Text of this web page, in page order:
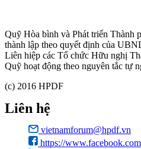
Quỹ Hòa bình và Phát triển
thành lập theo quyết định của
Liên hiệp các Tổ chức Hữu nghị
Quỹ hoạt động theo nguyên tắc tự
(c) 2016 HPDF
Liên hệ
vietnamforum@hpdf.vn
https://